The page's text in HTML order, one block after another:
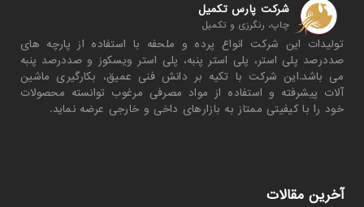
شرکت پارس تکمیل
چاپ، رنگرزی و تکمیل
تولیدات این شرکت انواع پرده و ملحفه با استفاده از پارچه های
صددرصد پلی استر، پلی استر پنبه، پلی استر ویسکوز و صددرصد پنبه
می باشد.این شرکت با تکیه بر دانش فنی عمیق، بکارگیری ماشین
آلات پیشرفته و استفاده از مواد مصرفی مرغوب توانسته محصولات
خود را با کیفیتی ممتاز به بازارهای داخی و خارجی عرضه نماید.
آخرین مقالات